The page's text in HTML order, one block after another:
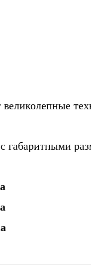
габаритными